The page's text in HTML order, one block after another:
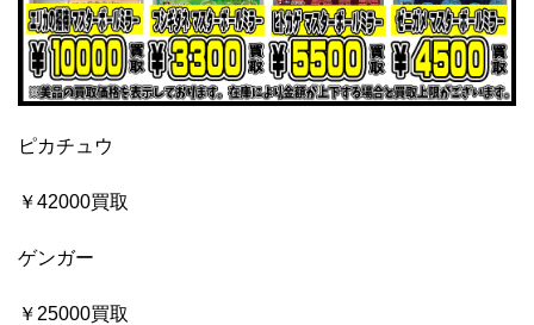
ピカチュウ
￥42000買取
ゲンガー
￥25000買取